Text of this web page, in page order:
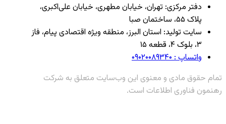
دفتر مرکزی: تهران، خیابان مطهری، خیابان علی‌اکبری،
پلاک ۵۵، ساختمان صبا
سایت تولید: استان البرز، منطقه ویژه اقتصادی پیام، فاز
۳، بلوک ۴، قطعه ۱۵
واتساپ : ۰۹۰۲۰۰۸۹۳۴۰
تمام حقوق مادی و معنوی این وب‌سایت متعلق به شرکت
رهنمون فناوری اطلاعات است.